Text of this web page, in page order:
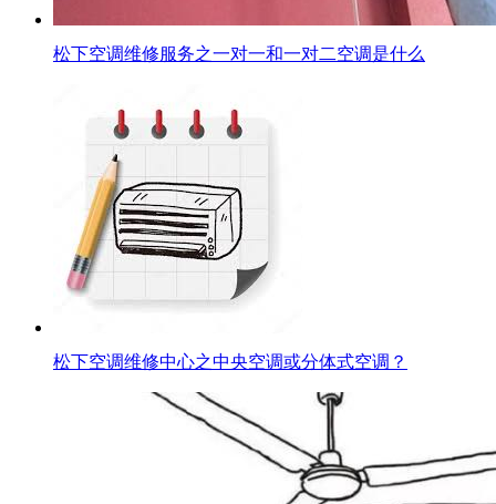
松下空调维修服务之一对一和一对二空调是什么
松下空调维修中心之中央空调或分体式空调？